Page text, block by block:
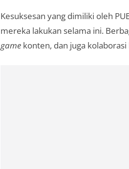
Kesuksesan yang dimiliki oleh
mereka lakukan selama ini.
game konten, dan juga